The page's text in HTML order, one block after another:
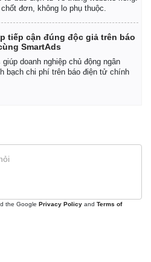
đơn, không lo phụ thuộc.
tiếp cận đúng độc giả trên báo
SmartAds
doanh nghiệp chủ động ngân
bạch chi phí trên báo điện tử chính
the Google Privacy Policy and Terms of